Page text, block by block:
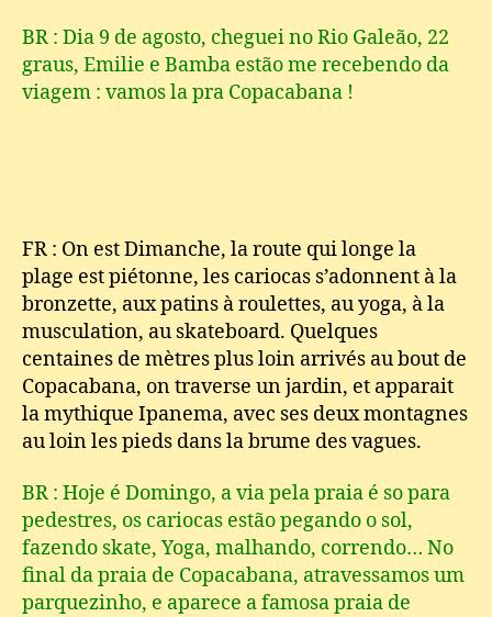
Onçinha
BR : Dia 9 de agosto, cheguei no Rio Galeão, 22
graus, Emilie e Bamba estão me recebendo da
viagem : vamos la pra Copacabana !
FR : On est Dimanche, la route qui longe la
plage est piétonne, les cariocas s’adonnent à la
bronzette, aux patins à roulettes, au yoga, à la
musculation, au skateboard. Quelques
centaines de mètres plus loin arrivés au bout de
Copacabana, on traverse un jardin, et apparait
la mythique Ipanema, avec ses deux montagnes
au loin les pieds dans la brume des vagues.
BR : Hoje é Domingo, a via pela praia é so para
pedestres, os cariocas estão pegando o sol,
fazendo skate, Yoga, malhando, correndo… No
final da praia de Copacabana, atravessamos um
parquezinho, e aparece a famosa praia de